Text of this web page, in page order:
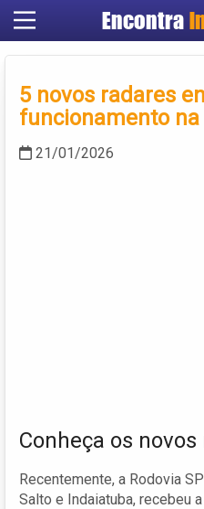
Encontra
5 novos radares
funcionamento na
21/01/2026
Conheça os
Recentemente, a Rodovia
Salto e Indaiatuba, recebeu